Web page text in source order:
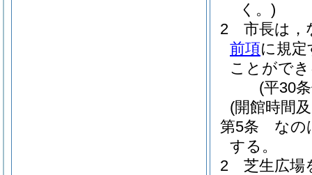
く。)
2
市長は，
前項に規
ことがで
(平30
(開館時間
第5条
なの
する。
2
芝生広場